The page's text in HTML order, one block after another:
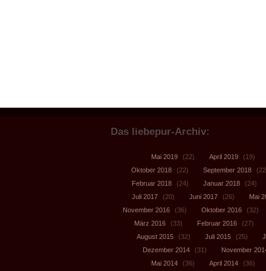
Das liebepur-Archiv:
Mai 2019 (22) April 2019 (19)
Oktober 2018
(22) September 2018
Februar 2018
(24) Januar 2018 (24)
Juli 2017
(20) Juni 2017 (26) Mai
November 2016
(36) Oktober 2016 (32)
März 2016
(33) Februar 2016 (27)
August 2015
(32) Juli 2015 (25)
Dezember 2014
(31) November
Mai 2014
(36) April 2014 (36)